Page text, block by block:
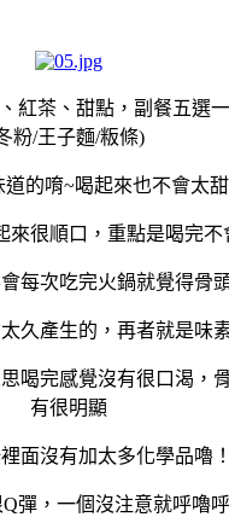
紅茶、甜點，副餐五選
粉/王子麵/粄條)
的唷~喝起來也不會太甜
來很順口，重點是喝完不
每次吃完火鍋就覺得骨
久產生的，再者就是味
喝完感覺沒有很口渴，
有很明顯
面沒有加太多化學品嚕！
彈，一個沒注意就呼嚕